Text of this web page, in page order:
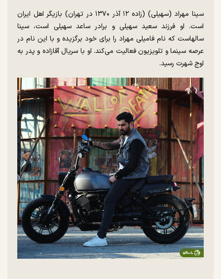
سینا مهراد (سهیلی) (زاده ۱۲ آذر ۱۳۷۰ در تهران) بازیگر اهل ایران
است. او فرزند سعید سهیلی و برادر ساعد سهیلی است، سینا
سالهاست که نام فامیلی مهراد را برای خود برگزیده و با این نام در
عرصه سینما و تلویزیون فعالیت می‌کند. او با سریال آقازاده و پدر به
اوج شهرت رسید.